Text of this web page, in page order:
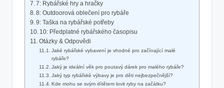
7: Rybářské hry a hračky
8: ⁣Outdoorová oblečení pro rybáře
9: Taška na rybářské potřeby
10:​ Předplatné rybářského⁣ časopisu
Otázky⁣ & ‍Odpovědi
Jaké⁢ rybářské vybavení ‍je vhodné pro začínající malé
rybáře?
Jaký je ideální⁤ věk pro poutavý⁤ dárek pro malého rybáře?
Jaký typ‍ rybářské výbavy ⁢je pro‍ děti nejbezpečnější?
Kde mohu se svým dítětem lovit ryby na začátku?